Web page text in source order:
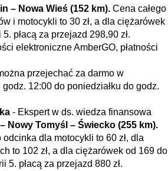
– Nowa Wieś (152 km). Cena całego
i motocykli to 30 zł, a dla ciężarówek
płacą za przejazd 298,90 zł.
elektroniczne AmberGO, płatności
przejechać za darmo w
12:00 do poniedziałku do godz.
- Ekspert w ds. wiedza finansowa
Nowy Tomyśl – Świecko (255 km).
dla motocykli to 60 zł, dla
to 102 zł, a dla ciężarówek od 169 do
5. płacą za przejazd 880 zł.